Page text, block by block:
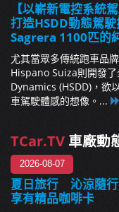
【以嶄新電控系統
打造HSDD動態駕
Sagrera 1100匹的
尤其當眾多傳統跑車品
Hispano Suiza則開發
Dynamics (HSDD)，欲
車駕駛體感的想像。...
TCar.TV 車廠動
2026-08-07
夏日旅行 沁涼隨
享有精品咖啡卡